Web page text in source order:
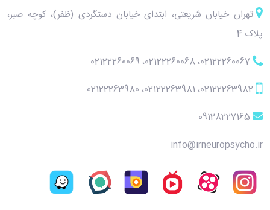
تهران خیابان شریعتی، ابتدای خیابان دستگردی (ظفر)، کوچه صبر،
پلاک 4
02122260067، 02122260068، 02122260069
02122263982، 02122263981، 02122263980
09128227165
info@irneuropsycho.ir